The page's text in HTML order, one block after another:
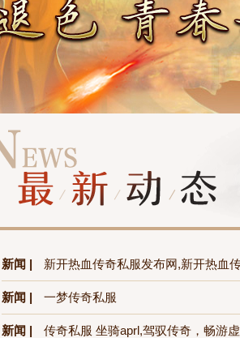
新闻 | 新开热血传奇私服发布网,新开热血
新闻 | 一梦传奇私服
新闻 | 传奇私服 坐骑aprl,驾驭传奇，畅游